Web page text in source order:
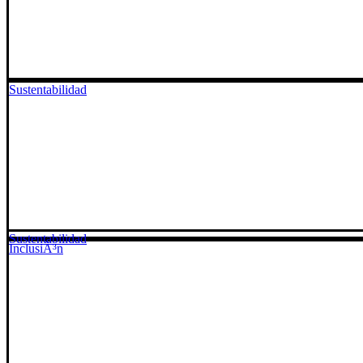
Sustentabilidad
InclusiÃ³n
Sustentabilidad